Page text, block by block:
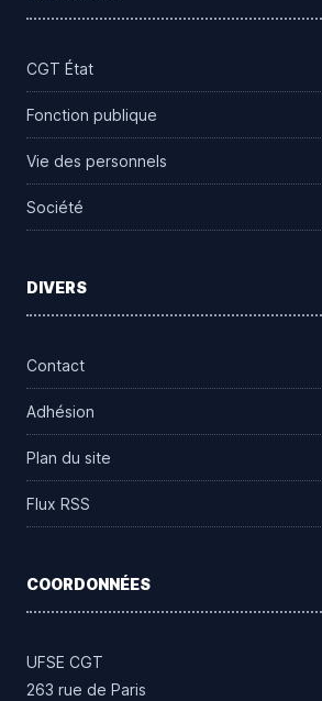
CGT État
Fonction publique
Vie des personnels
Société
DIVERS
Contact
Adhésion
Plan du site
Flux RSS
COORDONNÉES
UFSE CGT
263 rue de Paris